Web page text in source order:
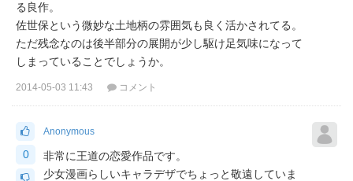
る良作。
佐世保という微妙な土地柄の雰囲気も良く活かされてる。
ただ残念なのは後半部分の展開が少し駆け足気味になって
しまっていることでしょうか。
2014-05-03 11:43 コメント
0
Anonymous
非常に王道の恋愛作品です。
少女漫画らしいキャラデザでちょっと敬遠していま